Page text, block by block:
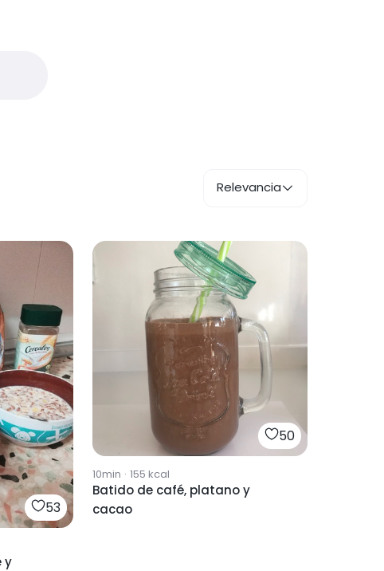
Relevancia
53
y
50
10min · 155 kcal
Batido de café, platano y
cacao